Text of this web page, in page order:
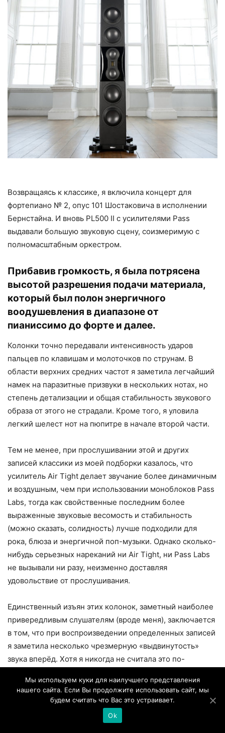
Возвращаясь к классике, я включила концерт для
фортепиано № 2, опус 101 Шостаковича в исполнении
Бернстайна. И вновь PL500 II с усилителями Pass
выдавали большую звуковую сцену, соизмеримую с
полномасштабным оркестром.
Прибавив громкость, я была потрясена
высотой разрешения подачи материала,
который был полон энергичного
воодушевления в диапазоне от
пианиссимо до форте и далее.
Колонки точно передавали интенсивность ударов
пальцев по клавишам и молоточков по струнам. В
области верхних средних частот я заметила легчайший
намек на паразитные призвуки в нескольких нотах, но
степень детализации и общая стабильность звукового
образа от этого не страдали. Кроме того, я уловила
легкий шелест нот на пюпитре в начале второй части.
Тем не менее, при прослушивании этой и других
записей классики из моей подборки казалось, что
усилитель Air Tight делает звучание более динамичным
и воздушным, чем при использовании моноблоков Pass
Labs, тогда как свойственные последним более
выраженные звуковые весомость и стабильность
(можно сказать, солидность) лучше подходили для
рока, блюза и энергичной поп-музыки. Однако сколько-
нибудь серьезных нареканий ни Air Tight, ни Pass Labs
не вызывали ни разу, неизменно доставляя
удовольствие от прослушивания.
Единственный изъян этих колонок, заметный наиболее
привередливым слушателям (вроде меня), заключается
в том, что при воспроизведении определенных записей
я заметила несколько чрезмерную «выдвинутость»
звука вперёд. Хотя я никогда не считала это по-
сидела (скажем, в 4 – 5 метрах, а не в 2 – 3), тем
меньше это было заметно. С другой стороны, PL500 II
отлично справляются с проецированием вне центра,
что делает их удачным выбором для прослушивания в
Мы используем куки для наилучшего представления
нашего сайта. Если Вы продолжите использовать сайт, мы
будем считать что Вас это устраивает.
Ok